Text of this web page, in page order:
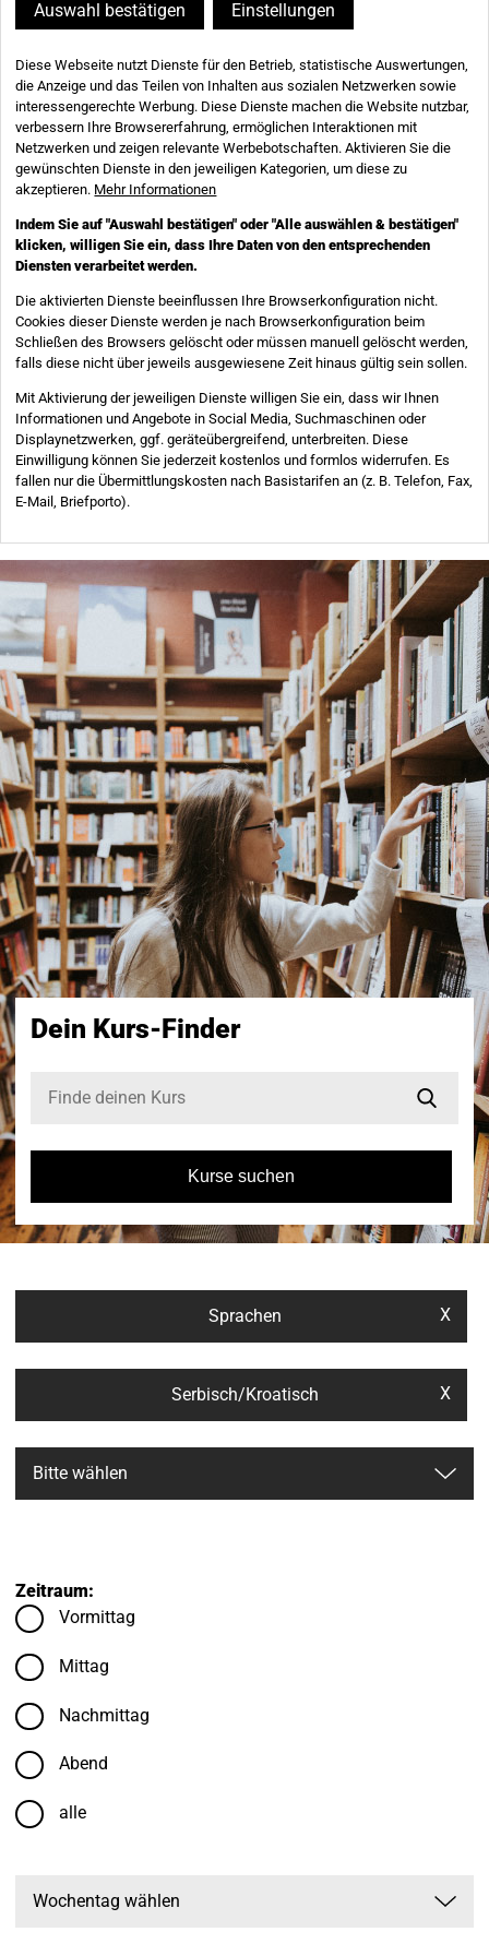
Dein Kurs-Finder
Kurse suchen
Sprachen X
Serbisch/Kroatisch X
Zeitraum:
Vormittag
Mittag
Nachmittag
Abend
alle